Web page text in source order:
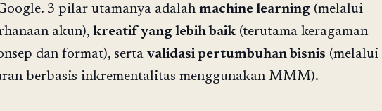
3 pilar utamanya adalah machine learning (melalui
akun), kreatif yang lebih baik (terutama keragaman
dan format), serta validasi pertumbuhan bisnis (melalui
berbasis inkrementalitas menggunakan MMM).